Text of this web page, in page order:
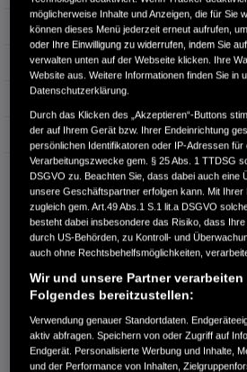
Leistung 134 kW
Hubraum 1.498
Erstzulassung
Bauart
AUTOHAUS ROSCHER BAUTZEN GMBH
Neusalzaer Straße 63
02625 Bautzen
RUFEN SIE UNS AN:
0359131310
Händlerbestand anzeigen
Dealer Website anzeigen
möglicherweise Inhalte und Anzeigen, die für Sie
können dieses Menü jederzeit erneut aufrufen,
oder Ihre Einwilligung zu widerrufen, indem Sie
verwalten unten auf der Webseite klicken. Ihre
Website aus. Weitere Informationen finden Sie in
Datenschutzerklärung.
Durch das Klicken des „Akzeptieren“-Buttons
der auf Ihrem Gerät bzw. Ihrer Endeinrichtung
persönlichen Identifikatoren oder IP-Adressen für
Verarbeitungszwecke gem. § 25 Abs. 1 TTDSG
DSGVO zu. Beachten Sie, dass dabei auch eine
unsere Geschäftspartner erfolgen kann. Mit Ihrer
zugleich gem. Art.49 Abs.1 S.1 lit.a DSGVO
besteht dabei insbesondere das Risiko, dass
durch US-Behörden, zu Kontroll- und
auch ohne Rechtsbehelfsmöglichkeiten,
Wir und unsere Partner verarbeiten
Folgendes bereitzustellen:
Verwendung genauer Standortdaten.
aktiv abfragen. Speichern von oder Zugriff auf
Endgerät. Personalisierte Werbung und Inhalte,
und der Performance von Inhalten,